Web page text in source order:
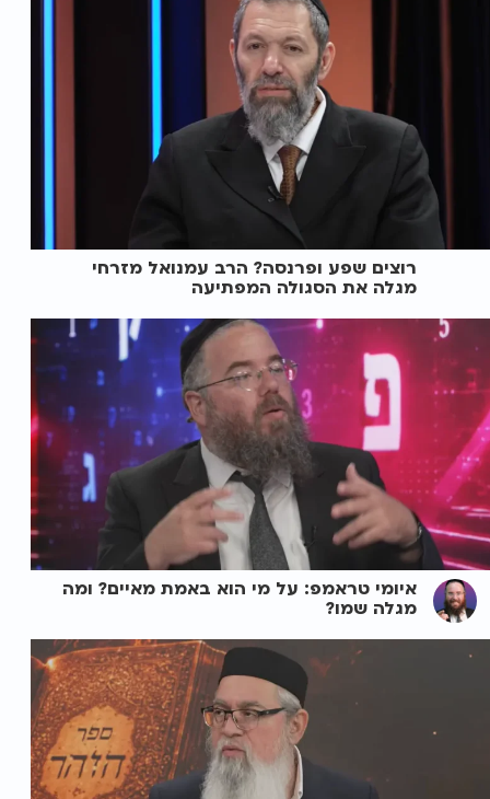
רוצים שפע ופרנסה? הרב עמנואל מזרחי
מגלה את הסגולה המפתיעה
איומי טראמפ: על מי הוא באמת מאיים? ומה
מגלה שמו?